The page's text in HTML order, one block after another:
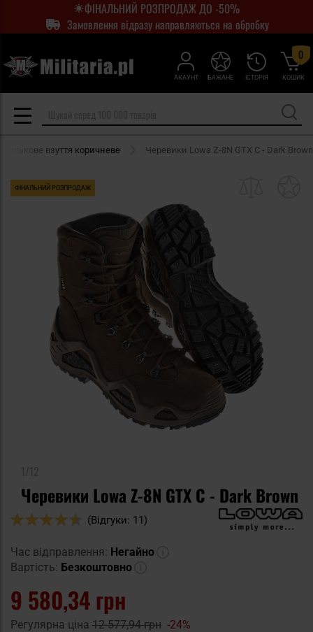
ФІНАЛЬНИЙ РОЗПРОДАЖ ДО -50%
Замовлення відразу направляються на обробку
АКАУНТ ІСТОРІЯ
БАЖАНЕ КОШИК
0
Військове взуття коричневе Черевики Lowa Z-8N GTX C - Dark Brown
ФІНАЛЬНИЙ РОЗПРОДАЖ
Черевики Lowa Z-8N GTX C - Dark Brown
Оцінка:
(Відгуки: 11)
Час відправлення: Негайно
Вартість: Безкоштовно
9 580,34 грн
Регулярна ціна 12 577,94 грн -24%